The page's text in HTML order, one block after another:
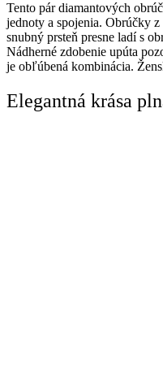
Tento pár diamantových
jednoty a spojenia. Obrúčky
snubný prsteň presne ladí s
Nádherné zdobenie upúta
je obľúbená kombinácia.
Elegantná krása